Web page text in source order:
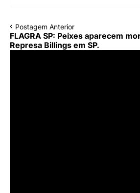
Postagem Anterior
FLAGRA SP: Peixes aparecem
Represa Billings em SP.